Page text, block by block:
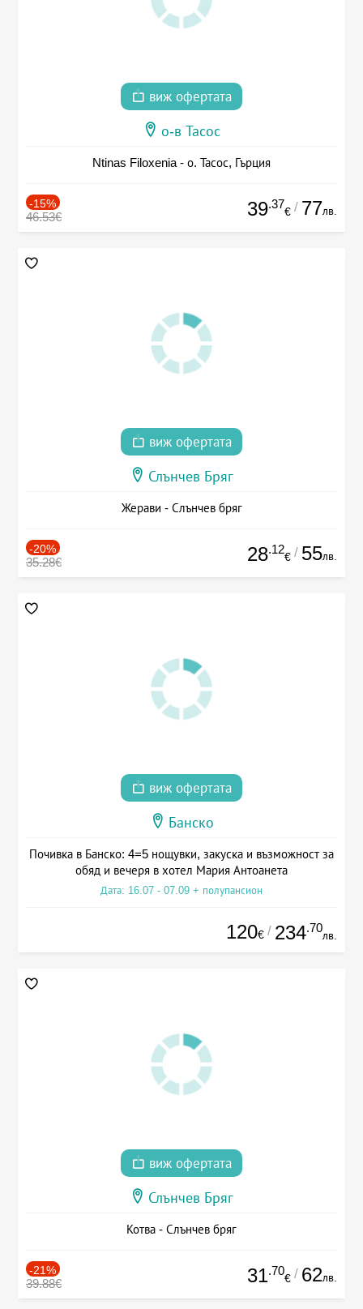
виж офертата
о-в Тасос
Ntinas Filoxenia - о. Тасос, Гърция
-15%
46.53€ 39.37
€ / 77лв.
виж офертата
Слънчев Бряг
Жерави - Слънчев бряг
-20%
35.28€ 28.12
€ / 55лв.
виж офертата
Банско
Почивка в Банско: 4=5 нощувки, закуска и възможност за
обяд и вечеря в хотел Мария Антоанета
Дата: 16.07 - 07.09 + полупансион
120€ / 234.70
лв.
виж офертата
Слънчев Бряг
Котва - Слънчев бряг
-21%
39.88€ 31.70
€ / 62лв.